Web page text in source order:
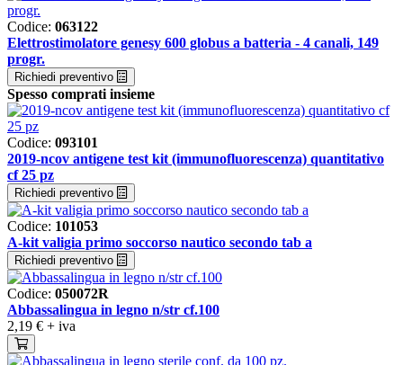
Codice: 063122
Elettrostimolatore genesy 600 globus a batteria - 4 canali, 149
progr.
Richiedi preventivo
Spesso comprati insieme
Codice: 093101
2019-ncov antigene test kit (immunofluorescenza) quantitativo
cf 25 pz
Richiedi preventivo
Codice: 101053
A-kit valigia primo soccorso nautico secondo tab a
Richiedi preventivo
Codice: 050072R
Abbassalingua in legno n/str cf.100
2,19 € + iva